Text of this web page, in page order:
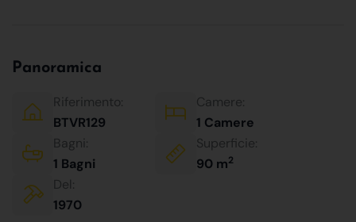
Panoramica
Riferimento:
BTVR129
Camere:
1 Camere
Bagni:
1 Bagni
Superficie:
90 m2
Del:
1970